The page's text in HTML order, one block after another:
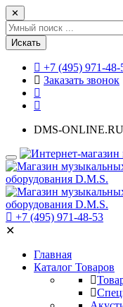
✕
Искать
+7 (495) 971-48-
Заказать звонок
DMS-ONLINE.RU
+7 (495) 971-48-53
✕
Главная
Каталог Товаров